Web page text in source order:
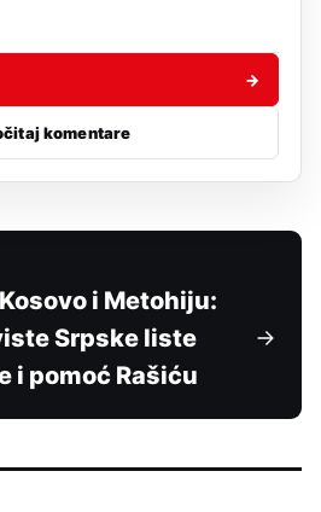
→
komentare
i Metohiju:
Srpske liste
i pomoć Rašiću